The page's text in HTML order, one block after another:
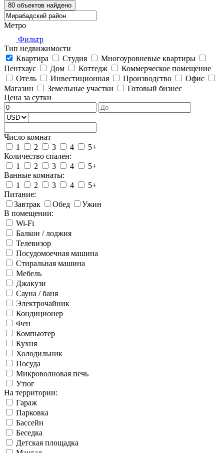
Метро
Фильтр
Тип недвижимости
Квартира
Студия
Многоуровневые квартиры
Пентхаус
Дом Коттедж
Коммерческое помещение
Отель
Инвестиционная Производство
Офис
Магазин
Земельные участки
Готовый бизнес
Цена за сутки
Число комнат
1
2 3 4
5+
Количество спален:
1
2 3 4
5+
Ванные комнаты:
1
2 3 4
5+
Питание:
Завтрак
Обед
Ужин
В помещении:
Wi-Fi
Балкон / лоджия
Телевизор
Посудомоечная машина
Стиральная машина
Мебель
Джакузи
Сауна / баня
Электрочайник
Кондиционер
Фен
Компьютер
Кухня
Холодильник
Посуда
Микроволновая печь
Утюг
На территории:
Гараж
Парковка
Бассейн
Беседка
Детская площадка